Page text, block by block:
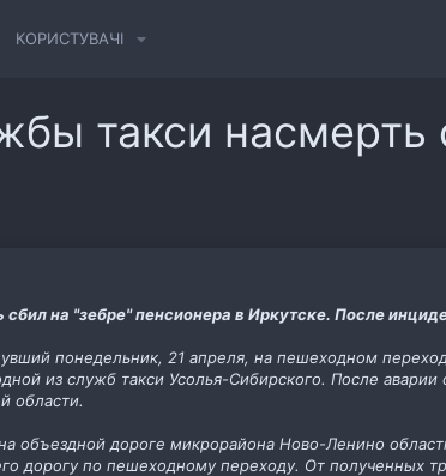
КОРИСТУВАЧІ
такси насмерть
на "зебре" пенсионера в Иркутске. После
понедельник, 21 апреля, на пешеходном
из служб такси Усолья-Сибирского. После
области.
объездной дороге микрорайона Ново-Ленино
дорогу по пешеходному переходу. От полученных